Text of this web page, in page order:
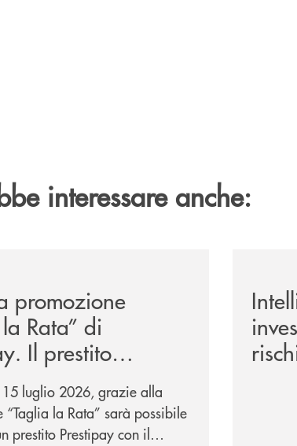
interessare anche:
promozione
Rata” di
Il prestito
che si fa in due
luglio 2026, grazie alla
la Rata” sarà possibile
prestito Prestipay con il